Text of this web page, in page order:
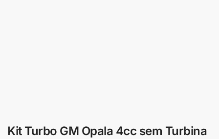
Kit Turbo GM Opala 4cc sem Turbina